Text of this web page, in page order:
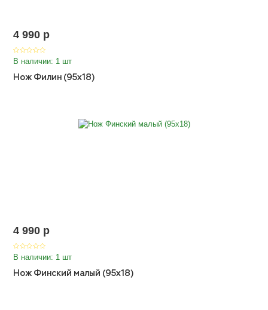
4 990 p
В наличии: 1 шт
Нож Филин (95х18)
4 990 p
В наличии: 1 шт
Нож Финский малый (95х18)